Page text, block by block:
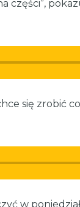
części”,
się zrobić
w